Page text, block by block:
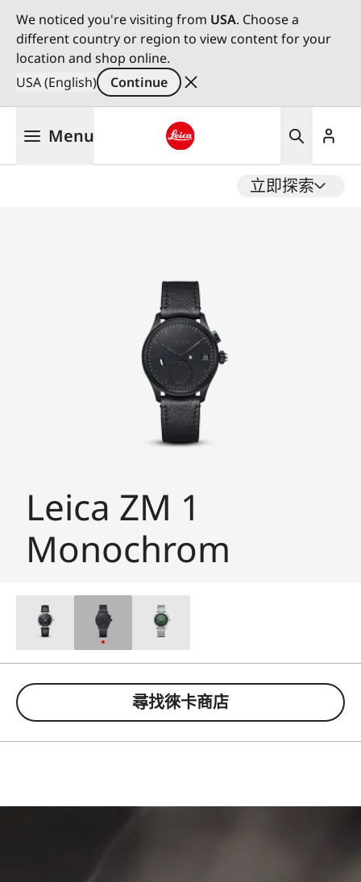
We noticed you're visiting from USA. Choose a
different country or region to view content for your
location and shop online.
USA (English)
Continue
Menu
立即探索
Leica ZM 1
Monochrom
尋找徠卡商店